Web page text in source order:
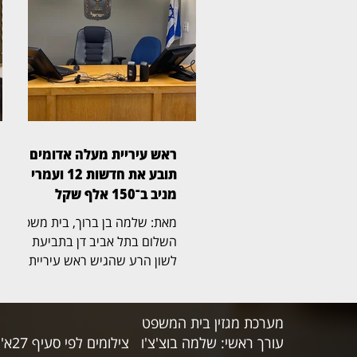
בהוצאות חריגות בסכום כולל של
525 אלף שקל. דן ואילנה
בודובסקי רכשו דירה בבניין ברחוב
ביאליק 22 ברמת השרון, שלה
הוצמדה חניה. אלא שבעת רישום
הזכויות בלשכת רישום המקרקעין
של מיטב אשכנזי, בעוד שחניה
אחרת, שנחשבה פחות טובה,
נרשמה על שם בנ
ראש עיריית מעלה אדומים
תובע את חדשות 12 ועמרי
מניב ב־150 אלף שקל
מאת: שלמה בן ברוך, בית משפט
השלום בתל אביב דן בתביעת
לשון הרע שהגיש ראש עיריית
חברת החדשות של ערוץ 12
והכתב עמרי מניב. בתביעה,
שהועמדה על סך 150 אלף שקל,
צילומים לפי סעיף 27א' לחוק זכויות היוצרים
מערכת מגזין בית המשפט
עורך ראשי: שלמה בוצ'צ'ו